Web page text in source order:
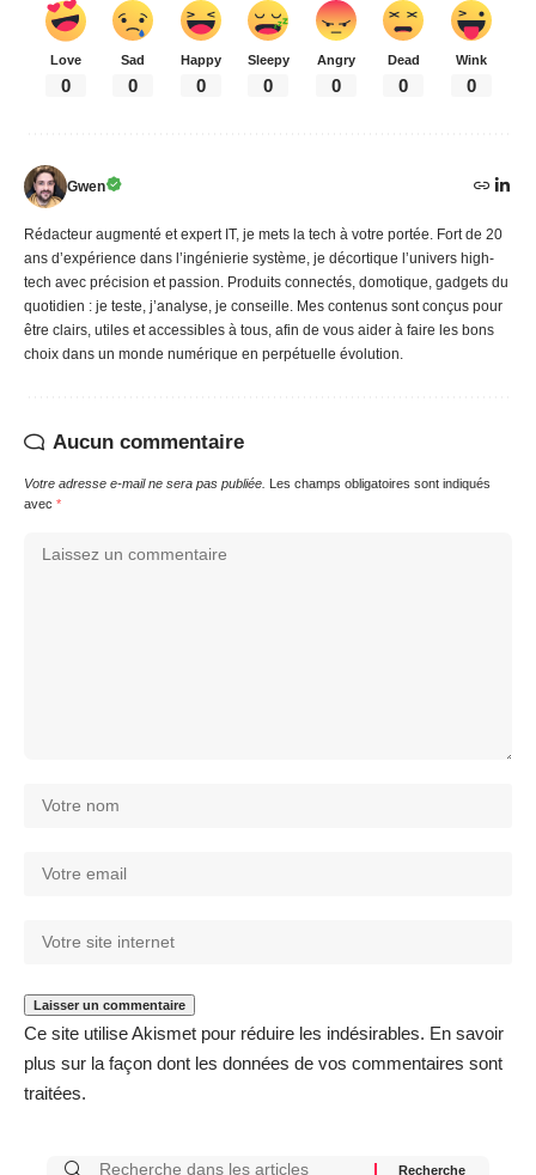
Love
0
Sad
0
Happy
0
Sleepy
0
Angry
0
Dead
0
Wink
0
Gwen
Rédacteur augmenté et expert IT, je mets la tech à votre portée. Fort de 20
ans d’expérience dans l’ingénierie système, je décortique l’univers high-
tech avec précision et passion. Produits connectés, domotique, gadgets du
quotidien : je teste, j’analyse, je conseille. Mes contenus sont conçus pour
être clairs, utiles et accessibles à tous, afin de vous aider à faire les bons
choix dans un monde numérique en perpétuelle évolution.
Aucun commentaire
Votre adresse e-mail ne sera pas publiée.
Les champs obligatoires sont indiqués
avec *
Ce site utilise Akismet pour réduire les indésirables. En savoir
plus sur la façon dont les données de vos commentaires sont
traitées.